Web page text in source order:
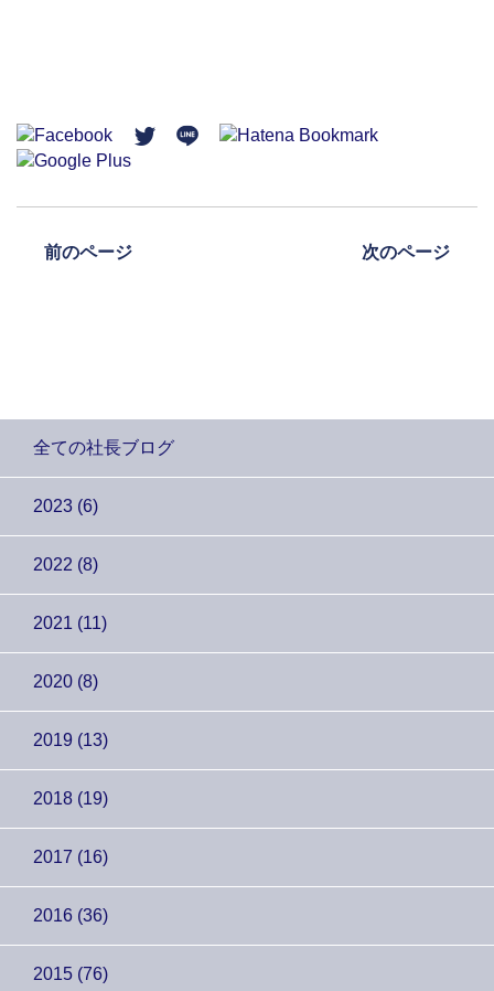
前のページ 次のページ
全ての社長ブログ
2023 (6)
2022 (8)
2021 (11)
2020 (8)
2019 (13)
2018 (19)
2017 (16)
2016 (36)
2015 (76)